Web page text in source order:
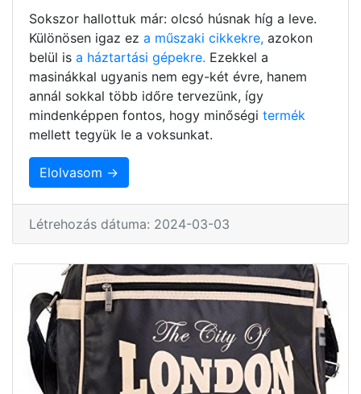
Sokszor hallottuk már: olcsó húsnak híg a leve.
Különösen igaz ez a műszaki cikkekre, azokon
belül is a háztartási gépekre. Ezekkel a
masinákkal ugyanis nem egy-két évre, hanem
annál sokkal több időre tervezünk, így
mindenképpen fontos, hogy minőségi termék
mellett tegyük le a voksunkat.
Elolvasom →
Létrehozás dátuma: 2024-03-03